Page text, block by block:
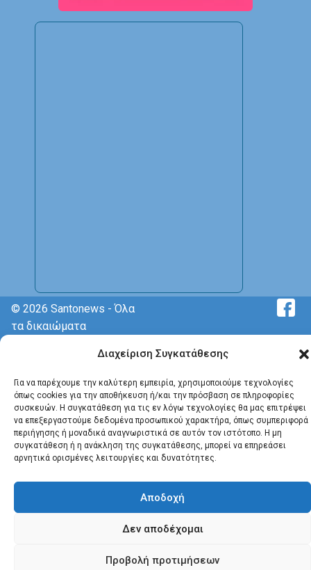
Διαχείριση Συγκατάθεσης
Για να παρέχουμε την καλύτερη εμπειρία, χρησιμοποιούμε τεχνολογίες
όπως cookies για την αποθήκευση ή/και την πρόσβαση σε πληροφορίες
συσκευών. Η συγκατάθεση για τις εν λόγω τεχνολογίες θα μας επιτρέψει
να επεξεργαστούμε δεδομένα προσωπικού χαρακτήρα, όπως συμπεριφορά
περιήγησης ή μοναδικά αναγνωριστικά σε αυτόν τον ιστότοπο. Η μη
συγκατάθεση ή η ανάκληση της συγκατάθεσης, μπορεί να επηρεάσει
αρνητικά ορισμένες λειτουργίες και δυνατότητες.
Αποδοχή
Δεν αποδέχομαι
Προβολή προτιμήσεων
© 2026 Santonews - Όλα
τα δικαιώματα